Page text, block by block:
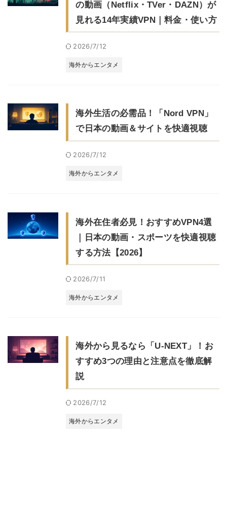
の動画（Netflix・TVer・DAZN）が
見れる14年実績VPN｜料金・使い方
2026/7/12
海外からエンタメ
海外生活の必需品！「Nord VPN」
で日本の動画＆サイトを快適視聴
2026/7/12
海外からエンタメ
海外在住者必見！おすすめVPN4選
｜日本の動画・スポーツを快適視聴
する方法【2026】
2026/7/11
海外からエンタメ
海外から見るなら「U-NEXT」！お
すすめ3つの理由と注意点を徹底解
説
2026/7/12
海外からエンタメ